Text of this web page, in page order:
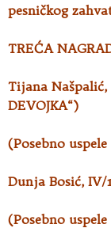
pesničkog
TREĆA
Tijana Našpalić,
DEVOJKA“)
(Posebno
Dunja Bosić, IV/
(Posebno uspele